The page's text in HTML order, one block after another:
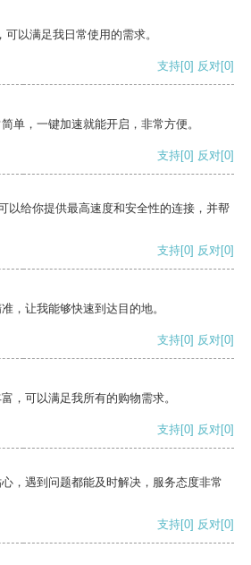
以满足我日常使用的需求。
支持[0] 反对[0]
单，一键加速就能开启，非常方便。
支持[0] 反对[0]
以给你提供最高速度和安全性的连接，并帮
支持[0] 反对[0]
，让我能够快速到达目的地。
支持[0] 反对[0]
，可以满足我所有的购物需求。
支持[0] 反对[0]
，遇到问题都能及时解决，服务态度非常
支持[0] 反对[0]